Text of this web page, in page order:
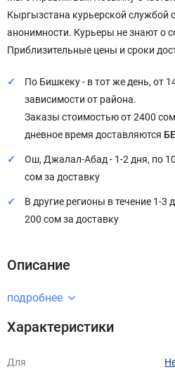
Кыргызстана курьерской службой
анонимности. Курьеры не знают о
Приблизительные цены и сроки
По Бишкеку - в тот же день, от
зависимости от района.
Заказы стоимостью от 2400
дневное время доставляются
Ош, Джалал-Абад - 1-2 дня, по
сом за доставку
В другие регионы в течение 1-3
200 сом за доставку
Описание
подробнее
Характеристики
Для